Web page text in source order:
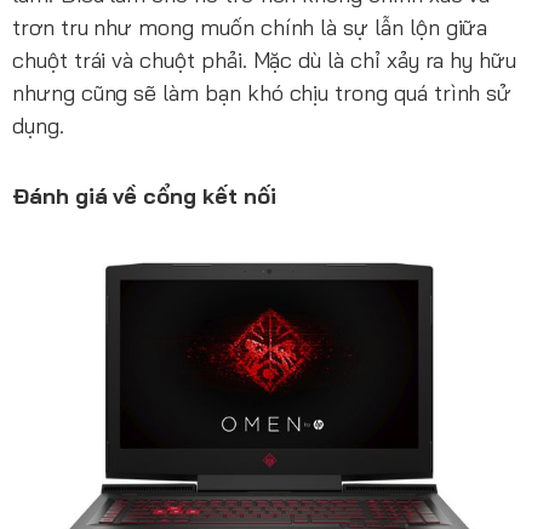
trơn tru như mong muốn chính là sự lẫn lộn giữa
chuột trái và chuột phải. Mặc dù là chỉ xảy ra hy hữu
nhưng cũng sẽ làm bạn khó chịu trong quá trình sử
dụng.
Đánh giá về cổng kết nối